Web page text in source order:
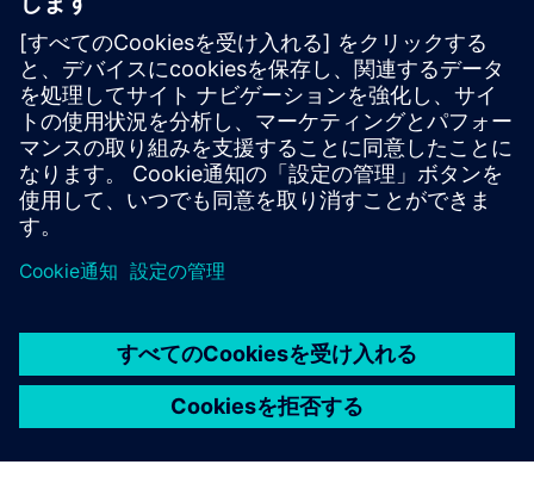
ツール
カタログとオンライン注文システム
カタログ LV70
カタログ LV10
シバコン8PS-サイトポータルのBD2システム